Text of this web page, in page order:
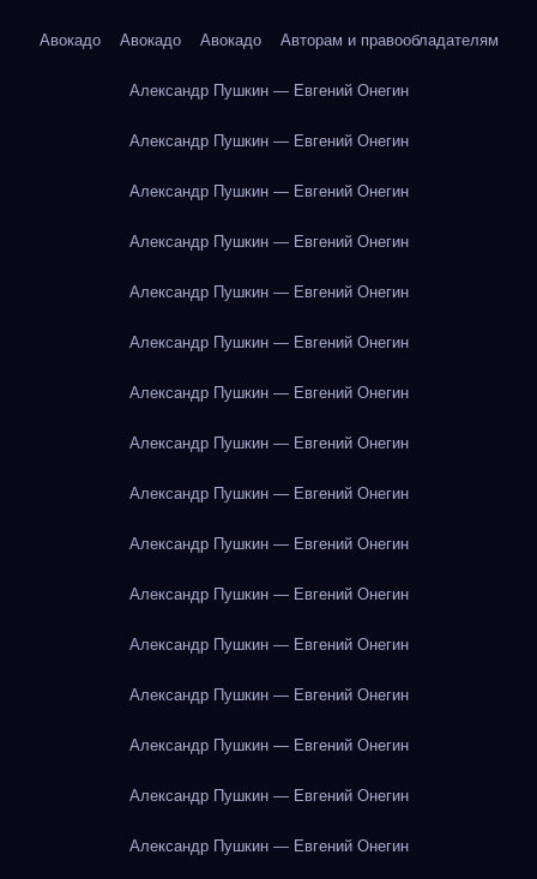
Авокадо Авокадо Авокадо Авторам и правообладателям
Александр Пушкин — Евгений Онегин
Александр Пушкин — Евгений Онегин
Александр Пушкин — Евгений Онегин
Александр Пушкин — Евгений Онегин
Александр Пушкин — Евгений Онегин
Александр Пушкин — Евгений Онегин
Александр Пушкин — Евгений Онегин
Александр Пушкин — Евгений Онегин
Александр Пушкин — Евгений Онегин
Александр Пушкин — Евгений Онегин
Александр Пушкин — Евгений Онегин
Александр Пушкин — Евгений Онегин
Александр Пушкин — Евгений Онегин
Александр Пушкин — Евгений Онегин
Александр Пушкин — Евгений Онегин
Александр Пушкин — Евгений Онегин